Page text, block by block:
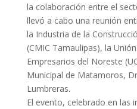
la colaboración entre el
llevó a cabo una reunión
la Industria de la
(CMIC Tamaulipas), la
Empresarios del Noreste
Municipal de Matamoros,
Lumbreras.
El evento, celebrado en las